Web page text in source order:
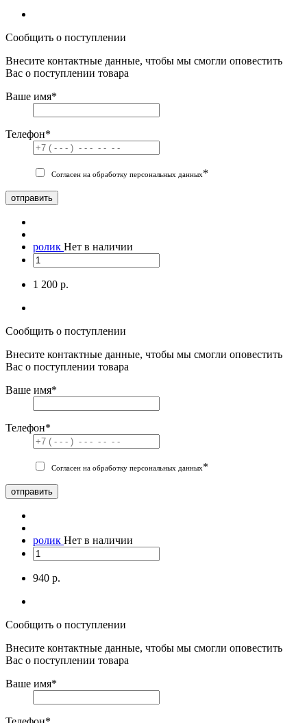
Сообщить о поступлении
Внесите контактные данные, чтобы мы смогли оповестить
Вас о поступлении товара
Ваше имя*
Телефон*
Согласен на обработку персональных данных*
отправить
ролик Нет в наличии
1 200 р.
Сообщить о поступлении
Внесите контактные данные, чтобы мы смогли оповестить
Вас о поступлении товара
Ваше имя*
Телефон*
Согласен на обработку персональных данных*
отправить
ролик Нет в наличии
940 р.
Сообщить о поступлении
Внесите контактные данные, чтобы мы смогли оповестить
Вас о поступлении товара
Ваше имя*